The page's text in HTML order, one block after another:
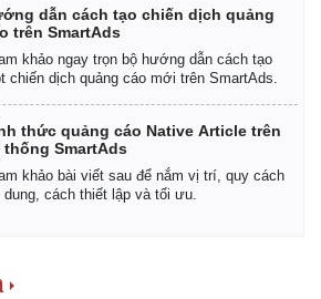
Thị trường
Tiêu dùng
Tỷ giá
Chứng khoán
Giá cà phê
dẫn cách tạo chiến dịch quảng
trên SmartAds
khảo ngay trọn bộ hướng dẫn cách tạo
chiến dịch quảng cáo mới trên SmartAds.
thức quảng cáo Native Article trên
thống SmartAds
khảo bài viết sau để nắm vị trí, quy cách
dung, cách thiết lập và tối ưu.